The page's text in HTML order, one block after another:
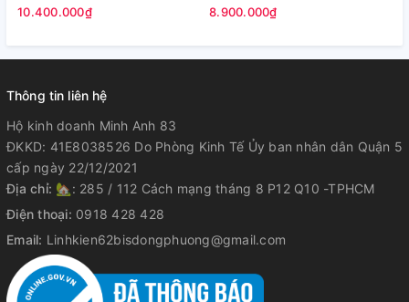
Máy)
10.400.000₫
(12.4in) -(Zin)
8.900.000₫
Thông tin liên hệ
Hộ kinh doanh Minh Anh 83
ĐKKD: 41E8038526 Do Phòng Kinh Tế Ủy ban nhân dân Quận 5
cấp ngày 22/12/2021
Địa chỉ: 🏡: 285 / 112 Cách mạng tháng 8 P12 Q10 -TPHCM
Điện thoại: 0918 428 428
Email: Linhkien62bisdongphuong@gmail.com